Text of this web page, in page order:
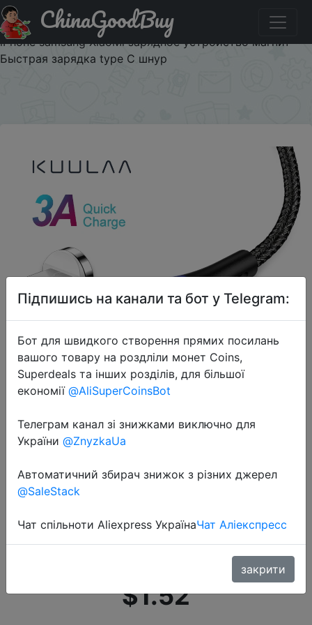
Придбати по знижці $2/3 KUULAA Магнитный Micro
USB кабель USB C 3A адаптер быстрой зарядки для
iPhone samsung XiaoMi зарядное устройство магнит
Быстрая зарядка type C шнур
ChinaGoodBuy
2019-09-02
KUULAA Магнитный Micro USB
кабель USB C 3A адаптер быстрой
зарядки для iPhone samsung
магнит Быстрая зарядка type C
шнур
$1.52
Підпишись на канали та бот у Telegram:
Бот для швидкого створення прямих посилань
вашого товару на роздліли монет Coins,
Superdeals та інших розділів, для більшої
економії @AliSuperCoinsBot
Телеграм канал зі знижками виключно для
України @ZnyzkaUa
Автоматичний збирач знижок з різних джерел
@SaleStack
Чат спільноти Aliexpress УкраїнаЧат Аліекспресс
закрити